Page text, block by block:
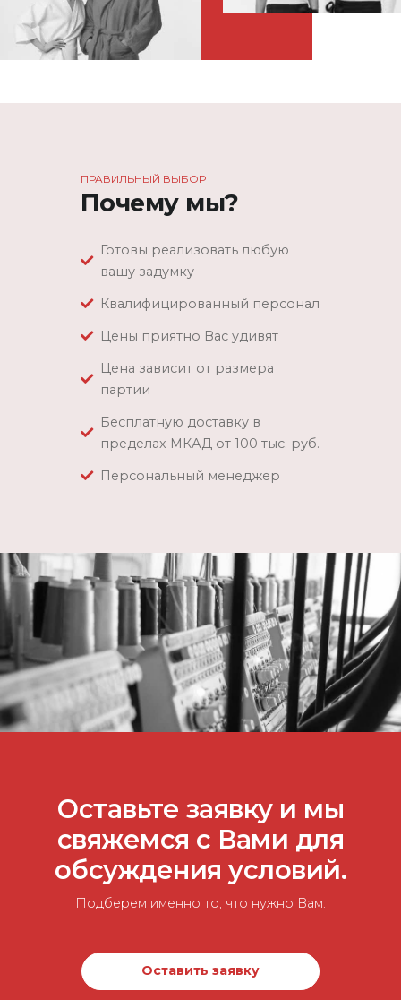
ПРАВИЛЬНЫЙ ВЫБОР
Почему мы?
Готовы реализовать любую
вашу задумку
Квалифицированный персонал
Цены приятно Вас удивят
Цена зависит от размера
партии
Бесплатную доставку в
пределах МКАД от 100 тыс. руб.
Персональный менеджер
Оставьте заявку и мы
свяжемся с Вами для
обсуждения условий.
Подберем именно то, что нужно Вам.
Оставить заявку